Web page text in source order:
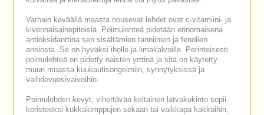
Varhain keväällä maasta nousevat lehdet ovat c-vitamiini- ja
kivennäisainepitoisiä. Poimulehteä pidetään erinomaisena
antioksidanttina sen sisältämien tanniinien ja fenolien
ansiosta. Se on hyväksi iholle ja limakalvoille. Perinteisesti
poimulehteä on pidetty naisten yrttinä ja sitä on käytetty
muun muassa kuukautisongelmiin, synnytyksissä ja
vaihdevuosivaivoihin.
Poimulehden kevyt, vihertävän keltainen latvakukinto sopii
koristeeksi kukkakimppujen sekaan tai vaikkapa kakkuihin,